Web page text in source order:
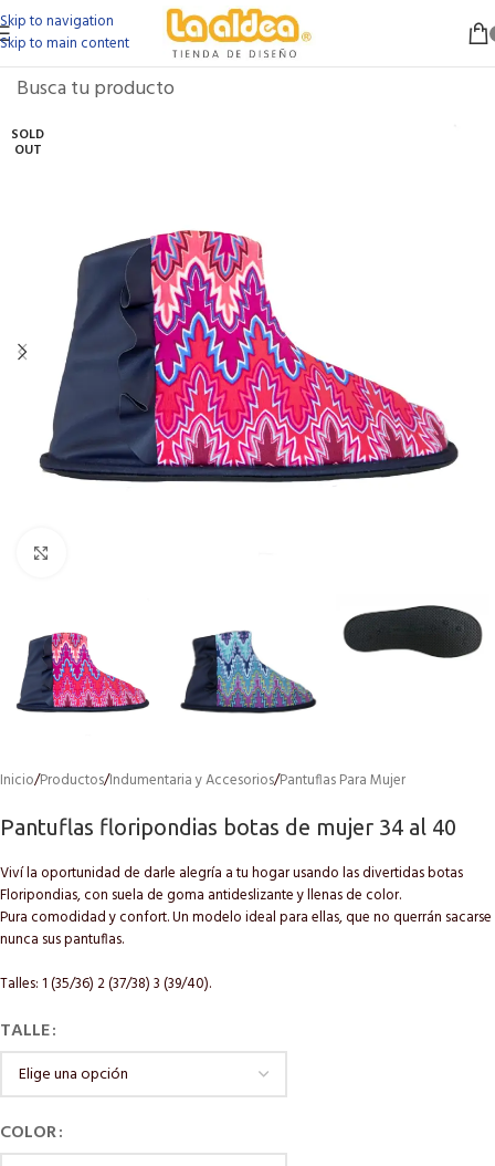
Skip to navigation
Skip to main content
SOLD
OUT
Inicio/Productos/Indumentaria y Accesorios/Pantuflas Para Mujer
Pantuflas floripondias botas de mujer 34 al 40
Viví la oportunidad de darle alegría a tu hogar usando las divertidas botas
Floripondias, con suela de goma antideslizante y llenas de color.
Pura comodidad y confort. Un modelo ideal para ellas, que no querrán sacarse
nunca sus pantuflas.
Talles: 1 (35/36) 2 (37/38) 3 (39/40).
TALLE
COLOR